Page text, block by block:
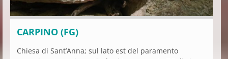
CARPINO (FG)
Chiesa di Sant’Anna; sul lato est del paramento